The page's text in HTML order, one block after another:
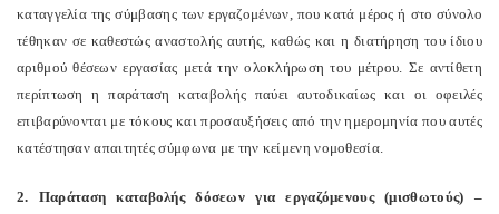
καταγγελία της σύμβασης των εργαζομένων, που κατά μέρος ή στο σύνολο
τέθηκαν σε καθεστώς αναστολής αυτής, καθώς και η διατήρηση του ίδιου
αριθμού θέσεων εργασίας μετά την ολοκλήρωση του μέτρου. Σε αντίθετη
περίπτωση η παράταση καταβολής παύει αυτοδικαίως και οι οφειλές
επιβαρύνονται με τόκους και προσαυξήσεις από την ημερομηνία που αυτές
κατέστησαν απαιτητές σύμφωνα με την κείμενη νομοθεσία.
2. Παράταση καταβολής δόσεων για εργαζόμενους (μισθωτούς) –